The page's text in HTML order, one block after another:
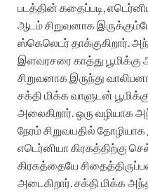
படத்தின் கதைப்படி,
ஆடம் சிறுவனாக
ஸ்கெலெடர் தாக்குகிறார்.
இளவரசரை காத்து பூமிக்கு
சிறுவனாக இருந்து
சக்தி மிக்க வாளுடன்
அலைகிறார். ஒரு வழியாக
நேரம் சிறுவயதில்
எடெர்னியா கிரகத்திற்கு
கிரகத்தையே
அடைகிறார். சக்தி மிக்க